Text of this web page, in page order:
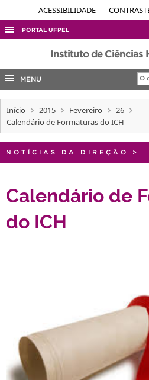
ACESSIBILIDADE
PORTAL UFPEL
ACESSO À INFORMAÇÃO
AUDITORIA
COBALTO
CONCURSOS
INTERNACIONAL
PORTARIAS
Instituto de Ciências
MENU
Início 2015 Fevereiro
26
Calendário de Formaturas do ICH
NOTÍCIAS DA DIREÇÃO >
Calendário de
do ICH